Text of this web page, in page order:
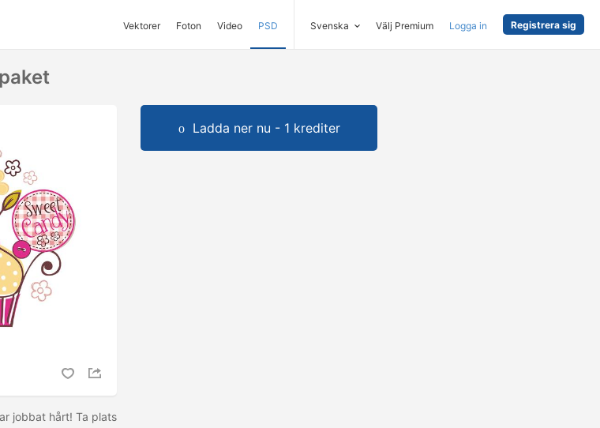
Vektorer Foton Video PSD Svenska Välj Premium Logga in Registrera sig
jobbat hårt! Ta plats
Ladda ner nu - 1 krediter